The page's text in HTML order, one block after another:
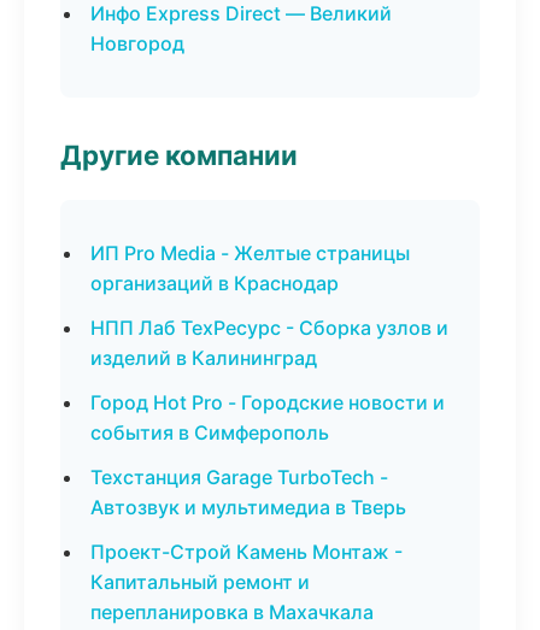
Инфо Express Direct — Великий
Новгород
Другие компании
ИП Pro Media - Желтые страницы
организаций в Краснодар
НПП Лаб ТехРесурс - Сборка узлов и
изделий в Калининград
Город Hot Pro - Городские новости и
события в Симферополь
Техстанция Garage TurboTech -
Автозвук и мультимедиа в Тверь
Проект-Строй Камень Монтаж -
Капитальный ремонт и
перепланировка в Махачкала